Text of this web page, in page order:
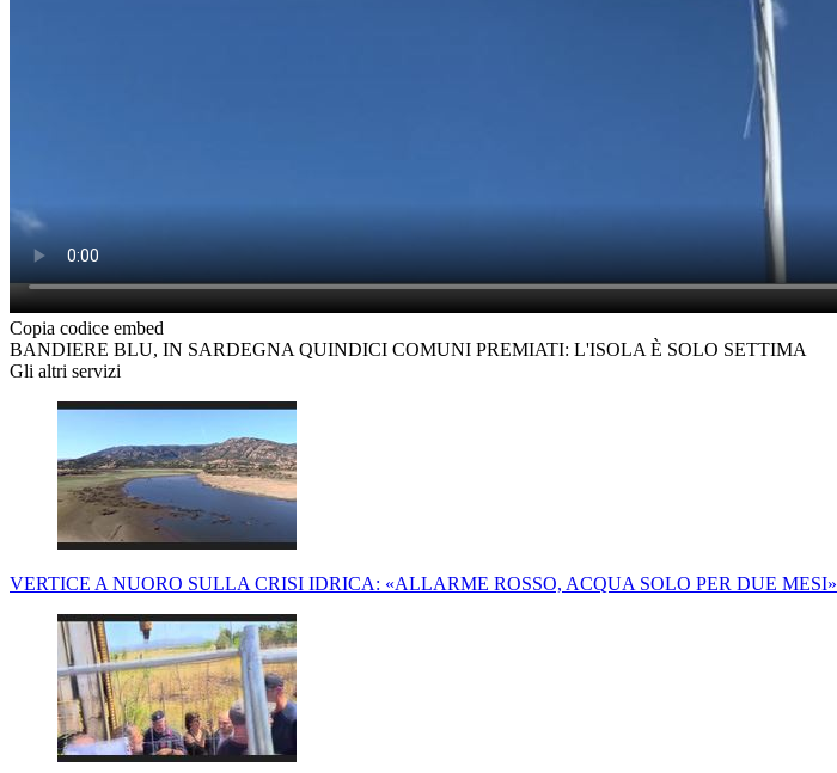
Copia codice embed
BANDIERE BLU, IN SARDEGNA QUINDICI COMUNI PREMIATI: L'ISOLA È SOLO SETTIMA
Gli altri servizi
VERTICE A NUORO SULLA CRISI IDRICA: «ALLARME ROSSO, ACQUA SOLO PER DUE MESI»